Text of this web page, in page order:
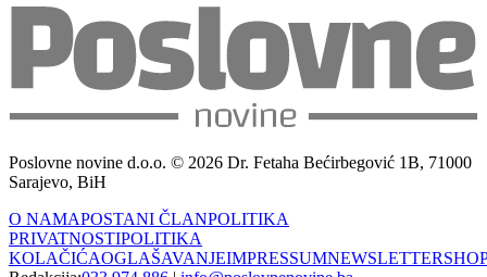
Poslovne novine d.o.o. © 2026 Dr. Fetaha Bećirbegović 1B, 71000
Sarajevo, BiH
O NAMAPOSTANI ČLANPOLITIKA
PRIVATNOSTIPOLITIKA
KOLAČIĆAOGLAŠAVANJEIMPRESSUMNEWSLETTER